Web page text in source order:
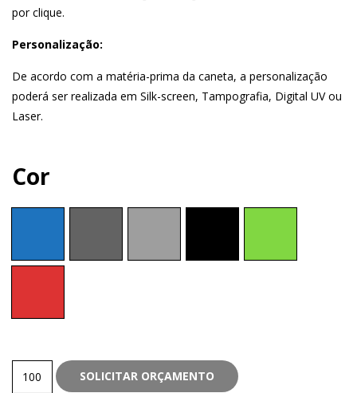
por clique.
Personalização:
De acordo com a matéria-prima da caneta, a personalização
poderá ser realizada em Silk-screen, Tampografia, Digital UV ou
Laser.
Cor
quantity
SOLICITAR ORÇAMENTO